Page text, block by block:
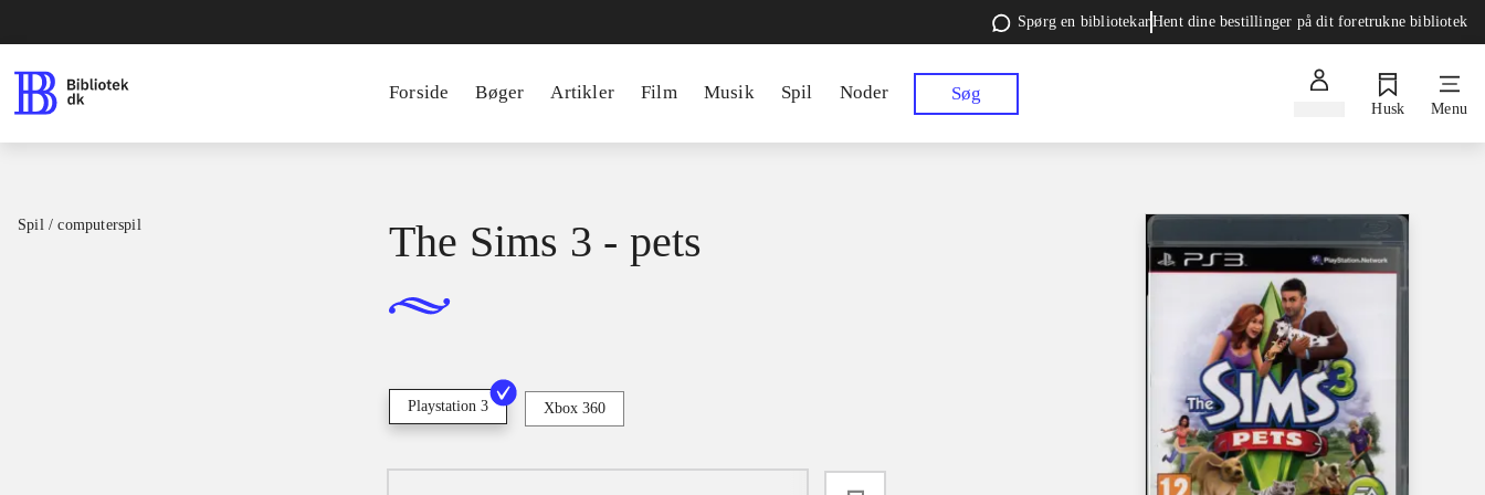
Spørg en bibliotekarHent dine bestillinger på dit foretrukne bibliotek
Forside Bøger Artikler Film Musik Spil Noder Søg
Husk Menu
Spil / computerspil The Sims 3 - pets
Playstation 3 Xbox 360